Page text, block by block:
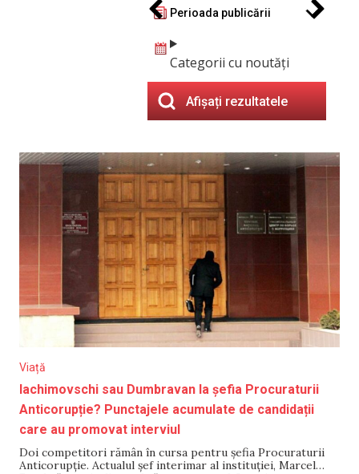
Perioada publicării
Categorii cu noutăți
Afișați rezultatele
Viață
Iachimovschi sau Dumbravan la șefia Procuraturii
Anticorupție? Punctajele acumulate de candidații
care au promovat interviul
Doi competitori rămân în cursa pentru șefia Procuraturii
Anticorupție. Actualul șef interimar al instituției, Marcel